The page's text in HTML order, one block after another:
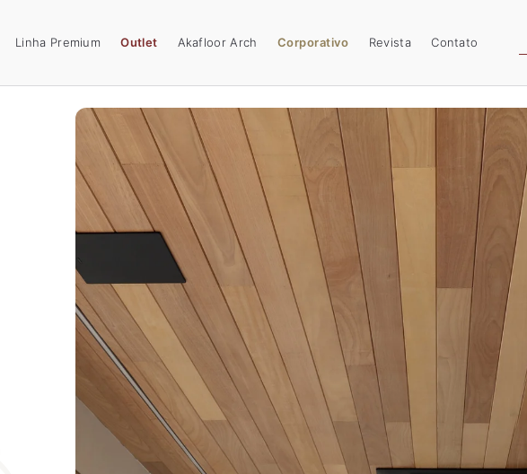
Linha Premium Outlet Akafloor Arch Corporativo Revista Contato